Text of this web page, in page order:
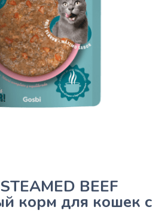
BEEF
корм для кошек с